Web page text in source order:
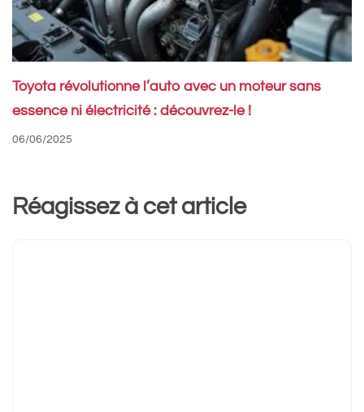
Toyota révolutionne l’auto avec un moteur sans
essence ni électricité : découvrez-le !
06/06/2025
Réagissez à cet article